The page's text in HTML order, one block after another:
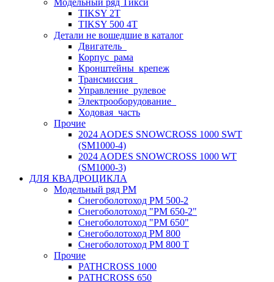
Модельный ряд Тикси
TIKSY 2T
TIKSY 500 4T
Детали не вошедшие в каталог
Двигатель_
Корпус_рама
Кронштейны_крепеж
Трансмиссия_
Управление_рулевое
Электрооборудование_
Ходовая_часть
Прочие
2024 AODES SNOWCROSS 1000 SWT
(SM1000-4)
2024 AODES SNOWCROSS 1000 WT
(SM1000-3)
ДЛЯ КВАДРОЦИКЛА
Модельный ряд РМ
Снегоболотоход РМ 500-2
Снегоболотоход "РМ 650-2"
Снегоболотоход "РМ 650"
Снегоболотоход РМ 800
Снегоболотоход РМ 800 Т
Прочие
PATHCROSS 1000
PATHCROSS 650